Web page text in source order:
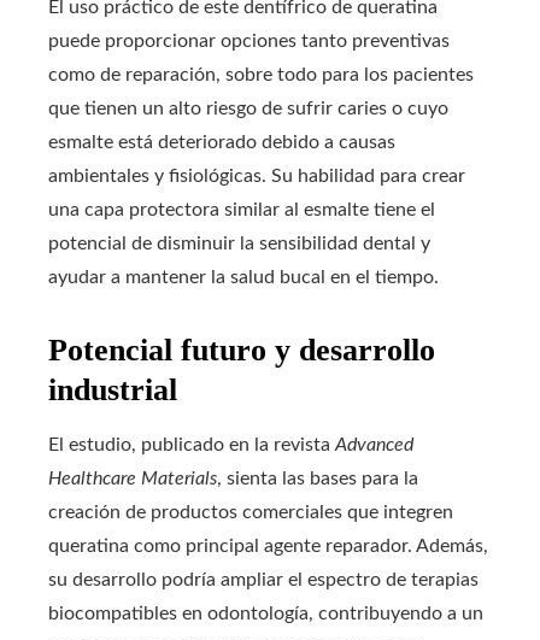
El uso práctico de este dentífrico de queratina
puede proporcionar opciones tanto preventivas
como de reparación, sobre todo para los pacientes
que tienen un alto riesgo de sufrir caries o cuyo
esmalte está deteriorado debido a causas
ambientales y fisiológicas. Su habilidad para crear
una capa protectora similar al esmalte tiene el
potencial de disminuir la sensibilidad dental y
ayudar a mantener la salud bucal en el tiempo.
Potencial futuro y desarrollo
industrial
El estudio, publicado en la revista Advanced
Healthcare Materials, sienta las bases para la
creación de productos comerciales que integren
queratina como principal agente reparador. Además,
su desarrollo podría ampliar el espectro de terapias
biocompatibles en odontología, contribuyendo a un